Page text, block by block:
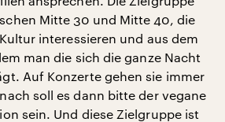
Mitte 30 und Mitte 40, die
interessieren und aus dem
man die sich die ganze Nacht
Auf Konzerte gehen sie immer
soll es dann bitte der vegane
sein. Und diese Zielgruppe ist